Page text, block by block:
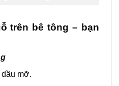
trên bê tông – bạn
mỡ.